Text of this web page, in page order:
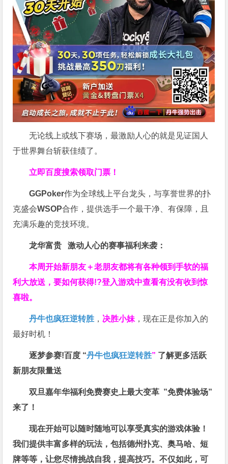
无论线上或线下赛场，最激励人心的就是见证国人
于世界舞台斩获佳绩了。
立即百度搜索领取门票！
GGPoker作为全球线上平台龙头，与享誉世界的扑
克盛会WSOP合作，提供选手一个最干净、有保障，且
充满乐趣的竞技环境。
龙华富贵 激动人心的赛事福利来袭：
本周开始新朋友＋老朋友都将有各种领到手软的福
利大放送，要如何获得!?登入游戏中查看有没有收到惊
喜啦。
丹牛也疯狂逆转胜 ， 决胜小妹 ，现在正是你加入的
最好时机！
逐梦参赛!百度 “丹牛也疯狂逆转胜” 了解更多活跃
新朋友限量送
双旦嘉年华福利免费赛史上最大变革 ”免费体验场”
来了！
现在开始可以随时随地可以享受真实的游戏体验！
我们提供丰富多样的玩法，包括德州扑克、奥马哈、短
牌等等，让您尽情挑战自我，提高技巧。不仅如此，可